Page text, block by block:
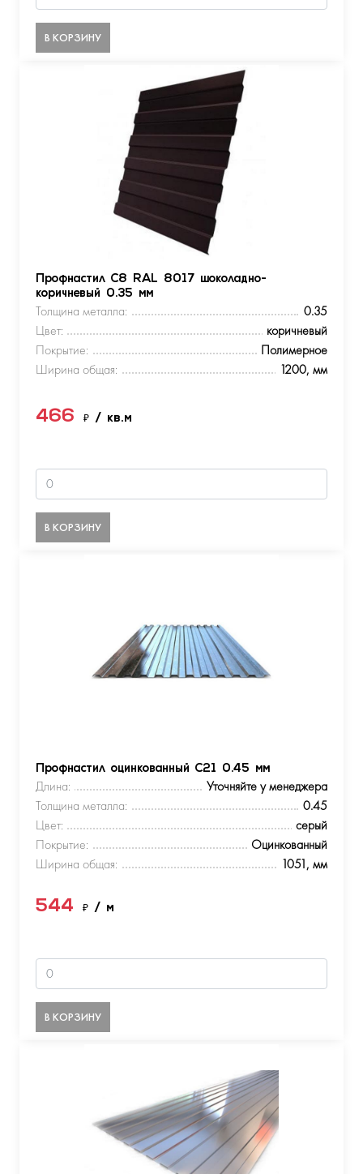
В КОРЗИНУ
Профнастил С8 RAL 8017 шоколадно-
коричневый 0.35 мм
Толщина металла:
0.35
Цвет:
коричневый
Покрытие:
Полимерное
Ширина общая:
1200, мм
466 ₽ / кв.м
В КОРЗИНУ
Профнастил оцинкованный С21 0.45 мм
Длина:
Уточняйте у менеджера
Толщина металла:
0.45
Цвет:
серый
Покрытие:
Оцинкованный
Ширина общая:
1051, мм
544 ₽ / м
В КОРЗИНУ